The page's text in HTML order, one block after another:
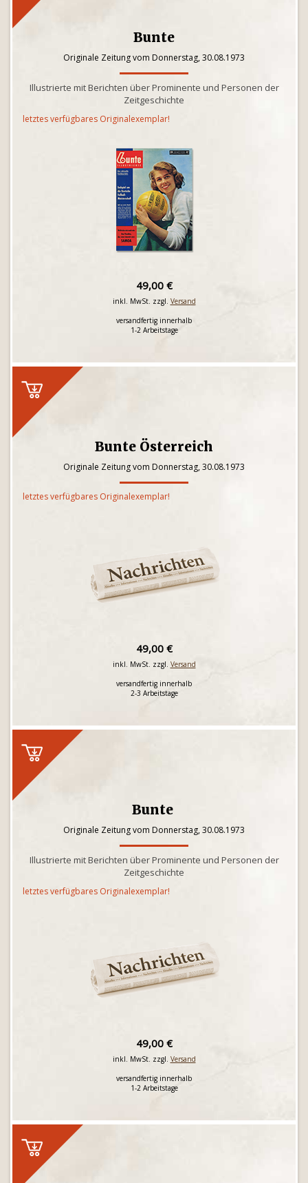
Bunte
Originale Zeitung vom Donnerstag, 30.08.1973
Illustrierte mit Berichten über Prominente und Personen der
Zeitgeschichte
letztes verfügbares Originalexemplar!
49,00 €
inkl. MwSt. zzgl. Versand
versandfertig innerhalb
1-2 Arbeitstage
Bunte Österreich
Originale Zeitung vom Donnerstag, 30.08.1973
letztes verfügbares Originalexemplar!
49,00 €
inkl. MwSt. zzgl. Versand
versandfertig innerhalb
2-3 Arbeitstage
Bunte
Originale Zeitung vom Donnerstag, 30.08.1973
Illustrierte mit Berichten über Prominente und Personen der
Zeitgeschichte
letztes verfügbares Originalexemplar!
49,00 €
inkl. MwSt. zzgl. Versand
versandfertig innerhalb
1-2 Arbeitstage